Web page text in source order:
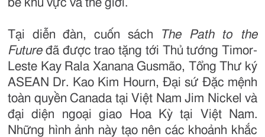
bè khu vực và thế giới.
Tại diễn đàn, cuốn sách
The Path to the
Futuređã được trao tặng tới Thủ tướng Timor-
Leste Kay Rala Xanana Gusmão, Tổng Thư ký
ASEAN Dr. Kao Kim Hourn, Đại sứ Đặc mệnh
toàn quyền Canada tại Việt Nam Jim Nickel và
đại diện ngoại giao Hoa Kỳ tại Việt Nam.
Những hình ảnh này tạo nên các khoảnh khắc